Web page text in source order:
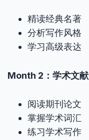
精读经典名著
分析写作风格
学习高级表达
Month 2：学术文献
阅读期刊论文
掌握学术词汇
练习学术写作